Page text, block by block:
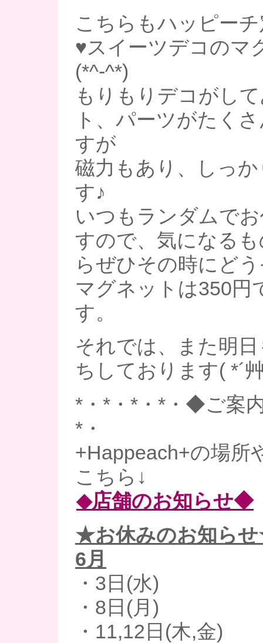
こちらもハッピー
♥スイーツデコのマ
(*^-^*)
もりもりデコがし
ト、パーツがたく
すが
磁力もあり、しっ
す♪
いつもランダムで
すので、気になる
らぜひその時にど
マグネットは350円
す。
それでは、また明
ちしております( *´
*・*・*・*・◆ご案
*・
+Happeach+の場所
こちら↓
◆店舗のお知らせ◆
★お休みのお知ら
6月
・3日(水)
・8日(月)
・11,12日(木,金)